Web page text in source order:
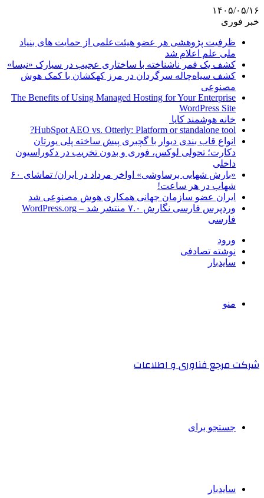
۱۴۰۵/۰۵/۱۶
خبر فوری
ظرفیت پژوهشی هر عضو هیئت‌علمی از حمایت های بنیاد
ملی علم اعلام شد
کشف یک قمر ناشناخته با ساختاری عجیب در سیارک «نیسا»
کشف سیاه‌چاله سرگردان در مرز کهکشان با کمک هوش
مصنوعی
The Benefits of Using Managed Hosting for Your Enterprise
WordPress Site
خانه هوشمند کایا
HubSpot AEO vs. Otterly: Platform or standalone tool?
انواع قاب بندی دیوار با گچبری پیش ساخته پلی یورتان
دکارت؛ تحولی لوکس، فوری و بدون تخریب در دکوراسیون
داخلی
«بارش شهابی برساوشی» اواخر مرداد در ایران/ تماشای ۶۰
شهاب در هر ساعت!
ایران عضو سازمان جهانی همکاری هوش مصنوعی شد
وردپرس فارسی نگارش ۷.۰ منتشر شد – WordPress.org
فارسی
ورود
نوشته تصادفی
سایدبار
منو
شرکت مرجع فناوری و اطلاعات
جستجو برای
سایدبار